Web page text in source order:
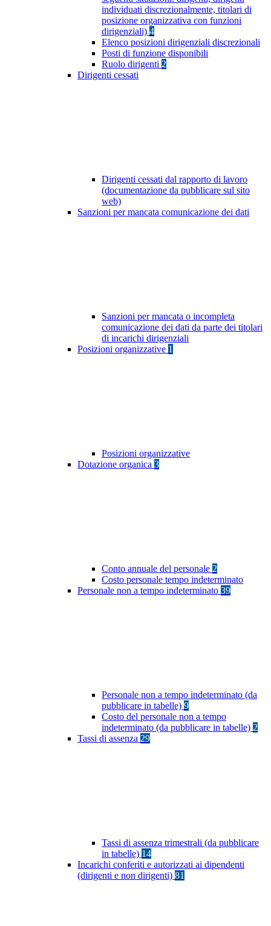
individuati discrezionalmente, titolari di
posizione organizzativa con funzioni
dirigenziali) 4
Elenco posizioni dirigenziali discrezionali
Posti di funzione disponibili
Ruolo dirigenti 2
Dirigenti cessati
Dirigenti cessati dal rapporto di lavoro
(documentazione da pubblicare sul sito
web)
Sanzioni per mancata comunicazione dei dati
Sanzioni per mancata o incompleta
comunicazione dei dati da parte dei titolari
di incarichi dirigenziali
Posizioni organizzative 1
Posizioni organizzative
Dotazione organica 3
Conto annuale del personale 2
Costo personale tempo indeterminato
Personale non a tempo indeterminato 39
Personale non a tempo indeterminato (da
pubblicare in tabelle) 9
Costo del personale non a tempo
indeterminato (da pubblicare in tabelle) 2
Tassi di assenza 29
Tassi di assenza trimestrali (da pubblicare
in tabelle) 14
Incarichi conferiti e autorizzati ai dipendenti
(dirigenti e non dirigenti) 81